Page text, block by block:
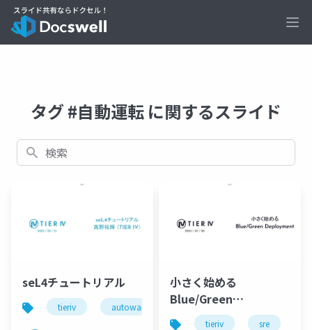
タグ #自動運転 に関するスライド
検索
seL4チュートリアル
tieriv autoware computing
小さく始める
Blue/Green
Deployment
tieriv sre